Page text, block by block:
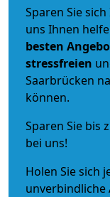
Sparen Sie
uns Ihnen
besten
stressfreien
Saarbrücken
können.
Sparen Sie bis
bei uns!
Holen Sie sich
unverbindliche